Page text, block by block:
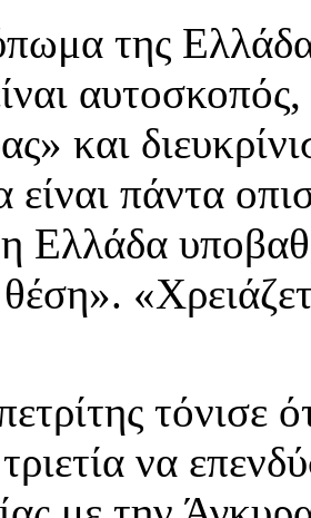
της
και
είναι πάντα
Ελλάδα
τόνισε
να